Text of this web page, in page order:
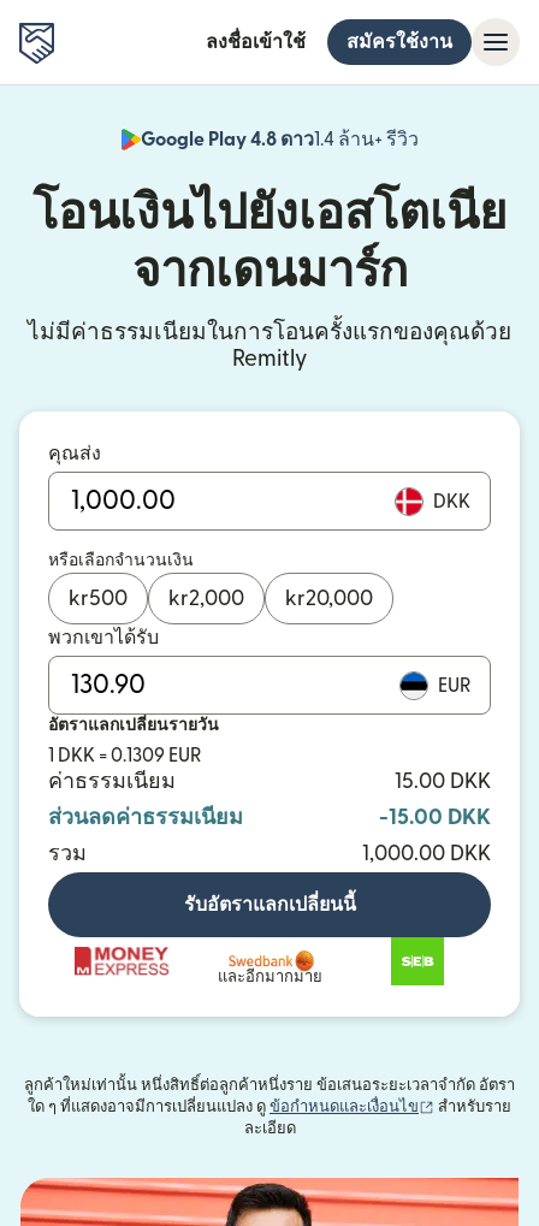
ลงชื่อเข้าใช้ สมัครใช้งาน
Google Play 4.8 ดาว1.4 ล้าน+ รีวิว
(เปิดในหน้าต่
โอนเงินไปยังเอสโตเนีย
จากเดนมาร์ก
ไม่มีค่าธรรมเนียมในการโอนครั้งแรกของคุณด้วย
Remitly
คุณส่ง
DKK
หรือเลือกจำนวนเงิน
kr500 kr2,000 kr20,000
พวกเขาได้รับ
EUR
อัตราแลกเปลี่ยนรายวัน
1 DKK = 0.1309 EUR
ค่าธรรมเนียม
15.00 DKK
ส่วนลดค่าธรรมเนียม
-15.00 DKK
รวม
1,000.00 DKK
รับอัตราแลกเปลี่ยนนี้
และอีกมากมาย
ลูกค้าใหม่เท่านั้น หนึ่งสิทธิ์ต่อลูกค้าหนึ่งราย ข้อเสนอระยะเวลาจำกัด อัตรา
ใด ๆ ที่แสดงอาจมีการเปลี่ยนแปลง ดู ข้อกำหนดและเงื่อนไข (เปิดในหน้าต่า
สำหรับราย
ละเอียด